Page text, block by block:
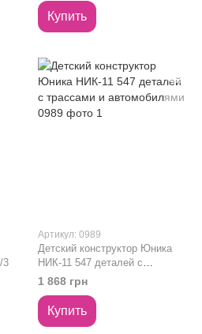
Купить
3
Артикул: 0989
Детский конструктор Юника
НИК-11 547 деталей с
трассами и автомобилями 0989
1 868 грн
Купить